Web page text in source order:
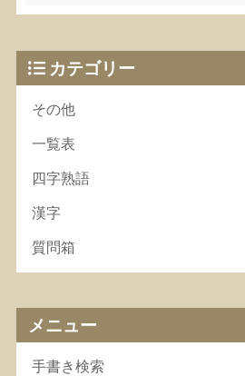
カテゴリー
その他
一覧表
四字熟語
漢字
質問箱
メニュー
手書き検索